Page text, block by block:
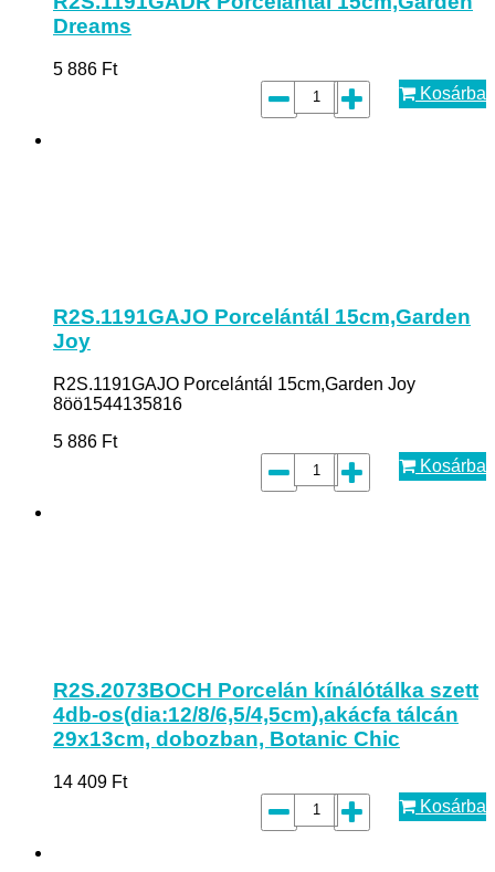
Dreams
5 886 Ft
Kosárba
R2S.1191GAJO Porcelántál 15cm,Garden
Joy
R2S.1191GAJO Porcelántál 15cm,Garden Joy
8öö1544135816
5 886 Ft
Kosárba
R2S.2073BOCH Porcelán kínálótálka szett
4db-os(dia:12/8/6,5/4,5cm),akácfa tálcán
29x13cm, dobozban, Botanic Chic
14 409 Ft
Kosárba